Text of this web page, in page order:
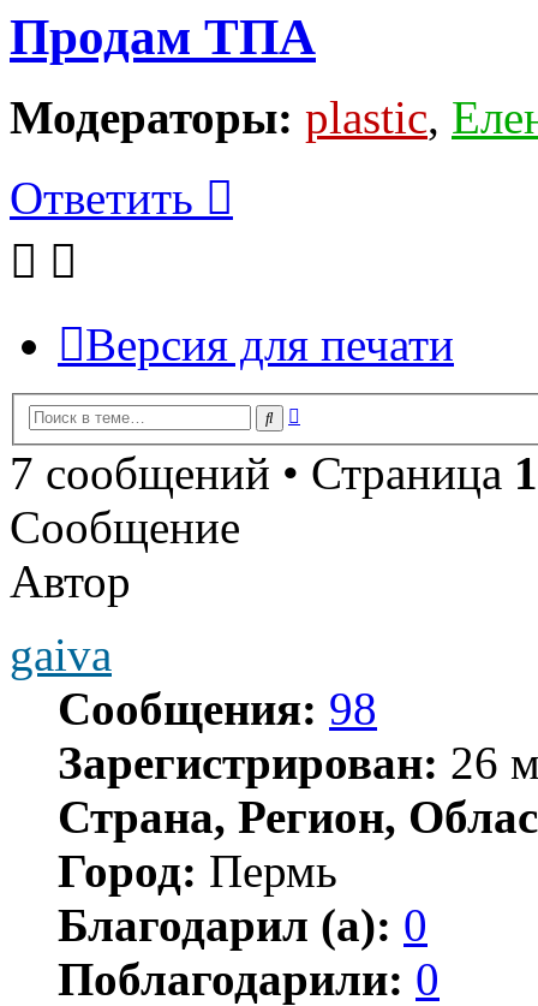
Продам ТПА
Модераторы: plastic,
Ответить
Версия для печати
Поиск
7 сообщений • Страница 1
Сообщение
Автор
gaiva
Сообщения: 98
Зарегистрирован: 26
Страна, Регион,
Город: Пермь
Благодарил (а): 0
Поблагодарили: 0